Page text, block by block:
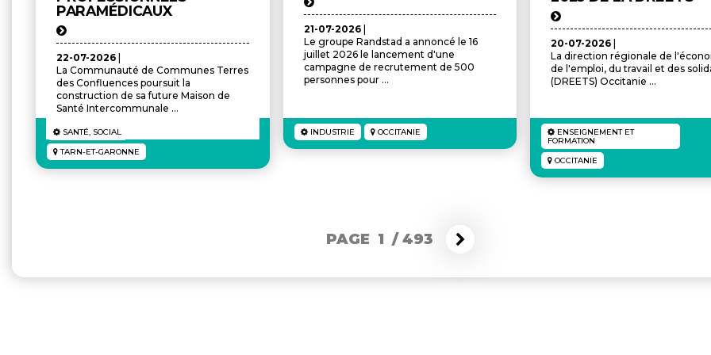
PARAMÉDICAUX
22-07-2026
La Communauté de Communes Terres
des Confluences poursuit la
construction de sa future Maison de
Santé Intercommunale ...
SANTÉ, SOCIAL
TARN-ET-GARONNE
21-07-2026
Le groupe Randstad a annoncé le 16
juillet 2026 le lancement d'une
campagne de recrutement de 500
personnes pour ...
INDUSTRIE OCCITANIE
20-07-2026
La direction régionale de
de l'emploi, du travail et des
(DREETS) Occitanie ...
ENSEIGNEMENT ET
FORMATION
OCCITANIE
PAGE 1 /493